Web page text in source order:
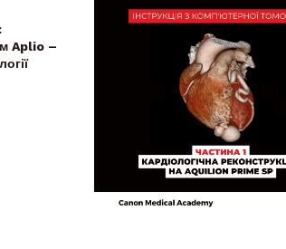
Aplio –